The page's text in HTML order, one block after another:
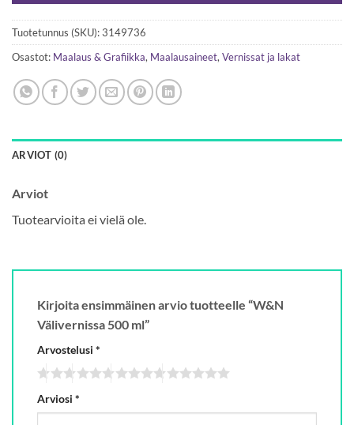
Tuotetunnus (SKU):3149736
Osastot: Maalaus & Grafiikka, Maalausaineet,Vernissat ja lakat
ARVIOT (0)
Arviot
Tuotearvioita ei vielä ole.
Kirjoita ensimmäinen arvio tuotteelle “W&N
Välivernissa 500 ml”
Arvostelusi *
Arviosi *